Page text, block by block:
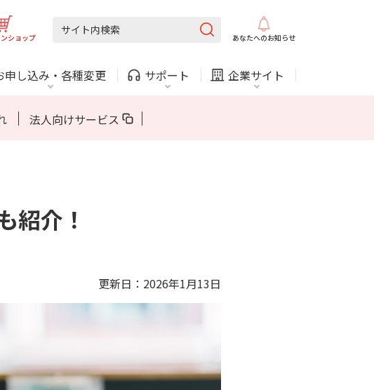
ショップ あなたへのお知らせ
申し込み・ 各種変更 サポート 企業サイト
契約関連
休止・解約
法人向けサービス
固定電話 ガス
紹介！
更新日：2026年1月13日